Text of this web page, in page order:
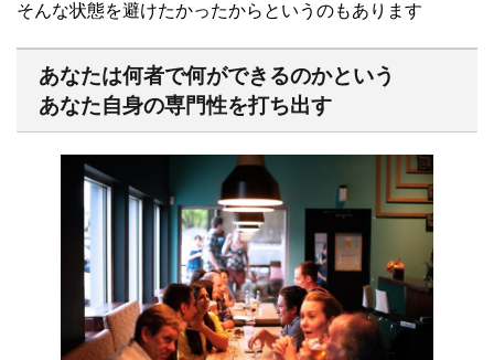
そんな状態を避けたかったからというのもあります
あなたは何者で何ができるのかという
あなた自身の専門性を打ち出す